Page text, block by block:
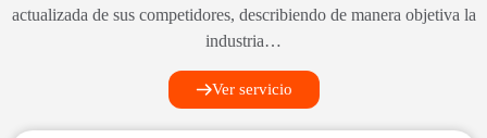
actualizada de sus competidores, describiendo de manera objetiva la
industria…
Ver servicio